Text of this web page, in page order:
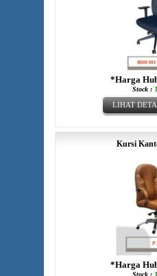
*Harga
Stock :
LIHAT
Kursi
*Harga
Stock :